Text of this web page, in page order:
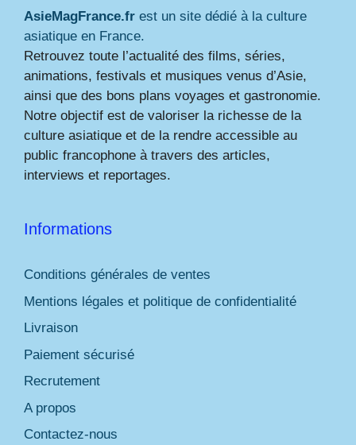
AsieMagFrance.fr est un site dédié à la culture
asiatique en France.
Retrouvez toute l’actualité des films, séries,
animations, festivals et musiques venus d’Asie,
ainsi que des bons plans voyages et gastronomie.
Notre objectif est de valoriser la richesse de la
culture asiatique et de la rendre accessible au
public francophone à travers des articles,
interviews et reportages.
Informations
Conditions générales de ventes
Mentions légales et politique de confidentialité
Livraison
Paiement sécurisé
Recrutement
A propos
Contactez-nous